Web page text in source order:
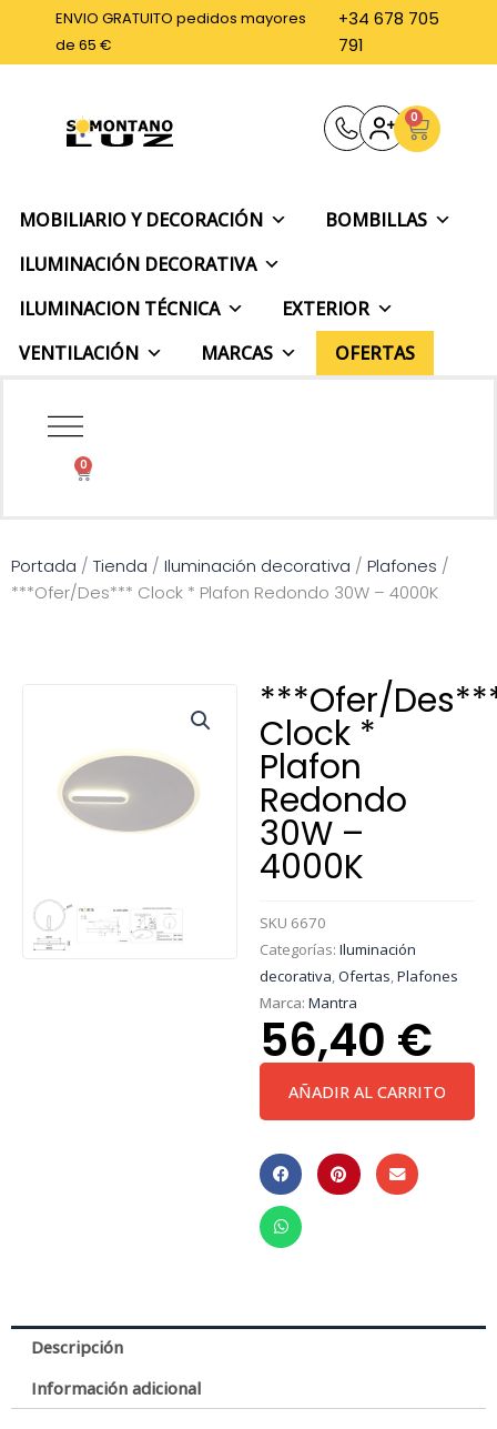
contenido
ENVIO GRATUITO pedidos mayores
de 65 €
+34 678 705
791
0
Carrito
MOBILIARIO Y DECORACIÓN
BOMBILLAS
ILUMINACIÓN DECORATIVA
ILUMINACION TÉCNICA
EXTERIOR
VENTILACIÓN
MARCAS OFERTAS
0
Carrito
Portada / Tienda / Iluminación decorativa / Plafones /
***Ofer/Des*** Clock * Plafon Redondo 30W – 4000K
***Ofer/
Clock *
Plafon
Redondo
30W –
4000K
SKU 6670
Categorías: Iluminación
decorativa Ofertas Plafones
Marca: Mantra
56,40 €
Clock
Plafon
Redondo
30W
-
AÑADIR AL CARRITO
Descripción
Información adicional